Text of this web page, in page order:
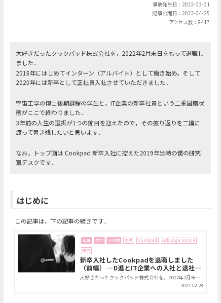
事象発生日：2022-03-01
記事公開日：2022-04-25
アクセス数：8417
大好きだったクックパッド株式会社を，2022年2月末日をもって退職し
ました．
2018年にはじめてインターン（アルバイト）として働き始め，そして
2020年には新卒として正社員入社させていただきました．
宇宙工学の博士後期課程の学生と，IT企業の新卒社員という二重国籍状
態がここで終わりました．
3年前の人生の選択が1つの節目を迎えたので，その振り返りを二編に
渡って書き残したいと思います．
なお，トップ画は Cookpad 新卒入社に控えた2019年当時の僕の研究
室デスクです．
はじめに
この記事は，下の記事の続きです．
仕事 大学 その他 思考 Cookpad
ArkEdge Space
研究
新卒入社したCookpadを退職しました
（前編） ―D進とIT企業への入社と退社―
大好きだったクックパッド株式会社を，2022年2月末日をもって退職しました．2018年にはじめてインターン（アルバイト）として働き始め，そして2020年には新卒として正社員入社させていただきました．宇宙工学の博士後期課程の学生と，IT企業の新卒社員という二重国籍状態がここで終わりました．3年前の人生の選択が1つの節目を迎えたので，その振り返りを二編に渡って書き残したいと思います．なお，トップ画は新卒内定式の内定者懇親会後に記念パーカーをかぶり恵比寿を練り歩く同期らです．
2022-02-28